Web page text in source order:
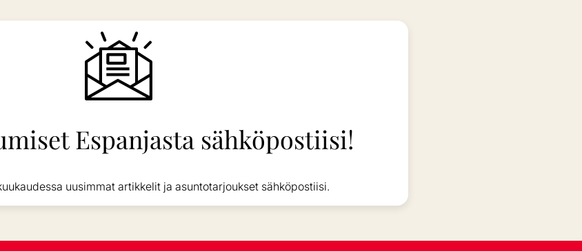
Espanjasta sähköpostiisi!
uusimmat artikkelit ja asuntotarjoukset sähköpostiisi.